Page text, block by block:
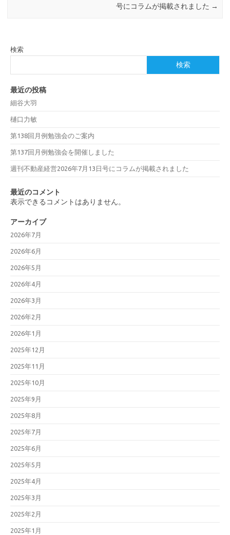
号にコラムが掲載されました →
検索
検索
最近の投稿
細谷大羽
樋口力敏
第138回月例勉強会のご案内
第137回月例勉強会を開催しました
週刊不動産経営2026年7月13日号にコラムが掲載されました
最近のコメント
表示できるコメントはありません。
アーカイブ
2026年7月
2026年6月
2026年5月
2026年4月
2026年3月
2026年2月
2026年1月
2025年12月
2025年11月
2025年10月
2025年9月
2025年8月
2025年7月
2025年6月
2025年5月
2025年4月
2025年3月
2025年2月
2025年1月